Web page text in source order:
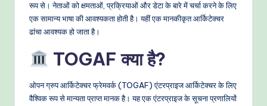
h
o
रूप से। नेताओं को क्षमताओं, प्रक्रियाओं और डेटा के बारे में चर्चा करने के लिए
एक सामान्य भाषा की आवश्यकता होती है। यहीं एक मानकीकृत आर्किटेक्चर
ढांचा आवश्यक हो जाता है।
TOGAF क्या है?
ओपन ग्रुप आर्किटेक्चर फ्रेमवर्क (TOGAF) एंटरप्राइज आर्किटेक्चर के लिए
वैश्विक रूप से मान्यता प्राप्त मानक है। यह एक एंटरप्राइज के सूचना प्रणालियों